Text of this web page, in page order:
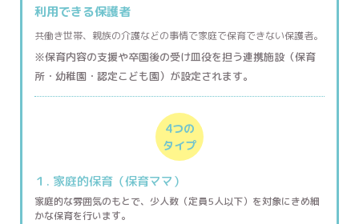
利用できる保護者
共働き世帯、親族の介護などの事情で家庭で保育できない保護者。
※保育内容の支援や卒園後の受け皿役を担う連携施設（保育
所・幼稚園・認定こども園）が設定されます。
4つの
タイプ
１. 家庭的保育（保育ママ）
家庭的な雰囲気のもとで、少人数（定員5人以下）を対象にきめ細
かな保育を行います。